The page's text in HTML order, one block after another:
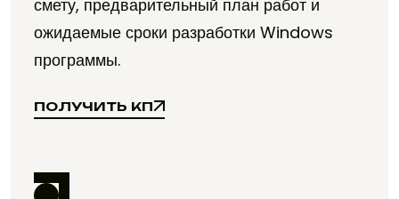
смету, предварительный план работ и
ожидаемые сроки разработки Windows
программы.
ПОЛУЧИТЬ КП
ПОЛУЧИТЬ КП